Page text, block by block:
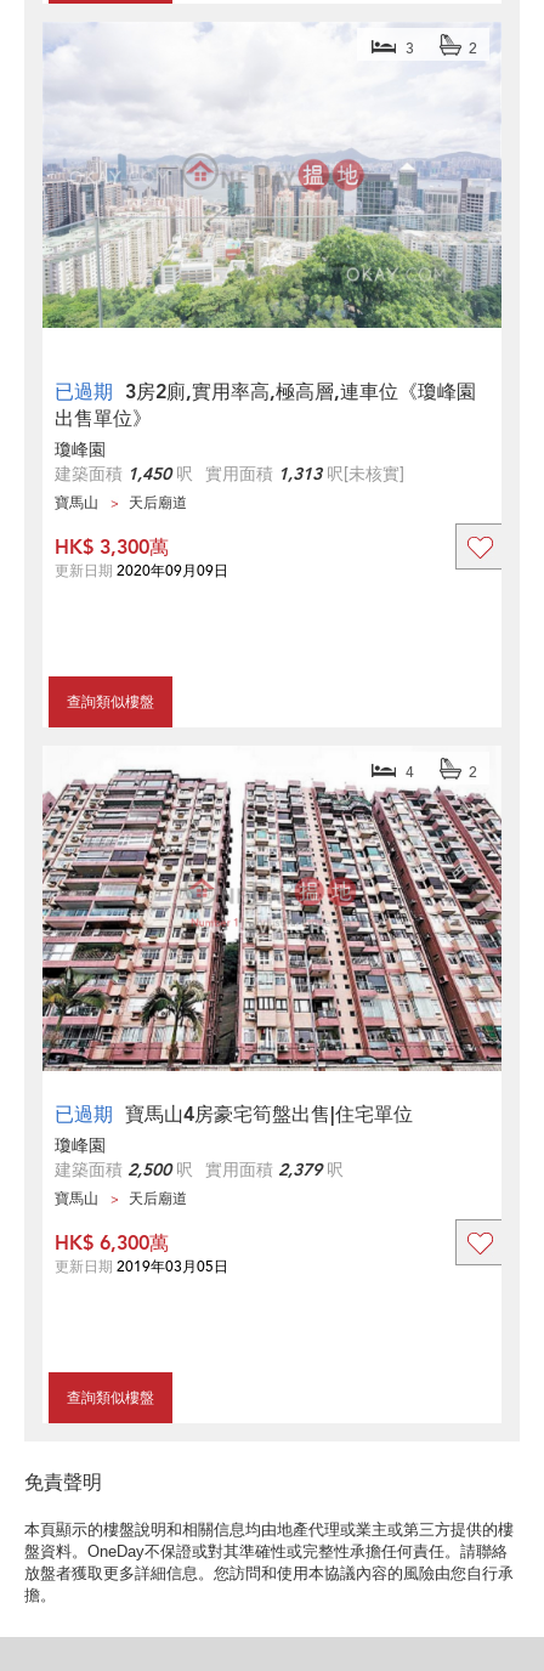
已過期 3房2廁,實用率高,極高層,連車位《瓊峰園
出售單位》
3 2
瓊峰園
建築面積 1,450呎 實用面積 1,313呎[未核實]
寶馬山 天后廟道
查詢類似樓盤
HK$ 3,300萬
更新日期 2020年09月09日
已過期 寶馬山4房豪宅筍盤出售|住宅單位
4 2
瓊峰園
建築面積 2,500呎 實用面積 2,379呎
寶馬山 天后廟道
查詢類似樓盤
HK$ 6,300萬
更新日期 2019年03月05日
免責聲明
本頁顯示的樓盤說明和相關信息均由地產代理或業主或第三方提供的樓
盤資料。OneDay不保證或對其準確性或完整性承擔任何責任。請聯絡
放盤者獲取更多詳細信息。您訪問和使用本協議內容的風險由您自行承
擔。